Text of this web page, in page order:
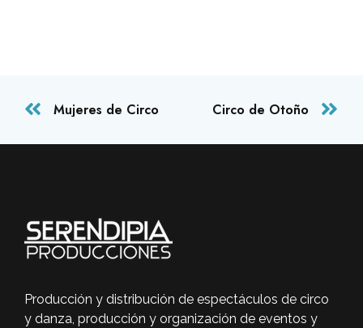
Mujeres de Circo Circo de Otoño
Producción y distribución de espectáculos de circo
y danza, producción y organización de eventos y